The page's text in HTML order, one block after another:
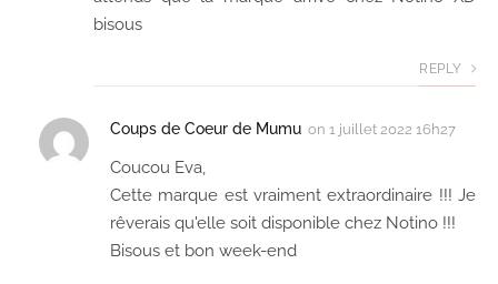
bisous
REPLY
Coups de Coeur de Mumu on 1 juillet 2022 16h27
Coucou Eva,
Cette marque est vraiment extraordinaire !!! Je
rêverais qu'elle soit disponible chez Notino !!!
Bisous et bon week-end